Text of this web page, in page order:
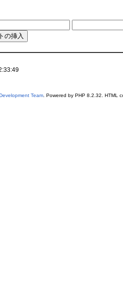
Team. Powered by PHP 8.2.32. HTML